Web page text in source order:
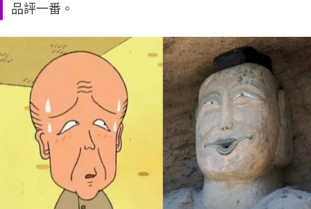
品評一番。